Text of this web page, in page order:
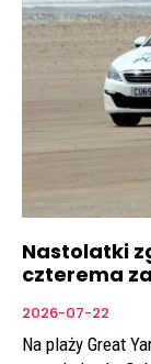
Nastolatki
czterema
2026-07-22
Na plaży Great